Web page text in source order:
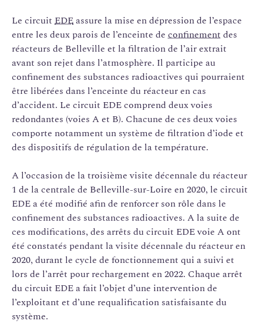
Le circuit EDEassure la mise en dépression de l’espace
entre les deux parois de l’enceinte de confinement des
réacteurs de Belleville et la filtration de l’air extrait
avant son rejet dans l’atmosphère. Il participe au
confinement des substances radioactives qui pourraient
être libérées dans l’enceinte du réacteur en cas
d’accident. Le circuit EDE comprend deux voies
redondantes (voies A et B). Chacune de ces deux voies
comporte notamment un système de filtration d’iode et
des dispositifs de régulation de la température.
A l’occasion de la troisième visite décennale du réacteur
1 de la centrale de Belleville-sur-Loire en 2020, le circuit
EDE a été modifié afin de renforcer son rôle dans le
confinement des substances radioactives. A la suite de
ces modifications, des arrêts du circuit EDE voie A ont
été constatés pendant la visite décennale du réacteur en
2020, durant le cycle de fonctionnement qui a suivi et
lors de l’arrêt pour rechargement en 2022. Chaque arrêt
du circuit EDE a fait l’objet d’une intervention de
l’exploitant et d’une requalification satisfaisante du
système.